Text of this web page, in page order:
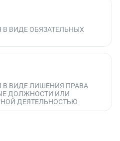
ВИДЕ ОБЯЗАТЕЛЬНЫХ
В ВИДЕ ЛИШЕНИЯ ПРАВА
ДОЛЖНОСТИ ИЛИ
ДЕЯТЕЛЬНОСТЬЮ